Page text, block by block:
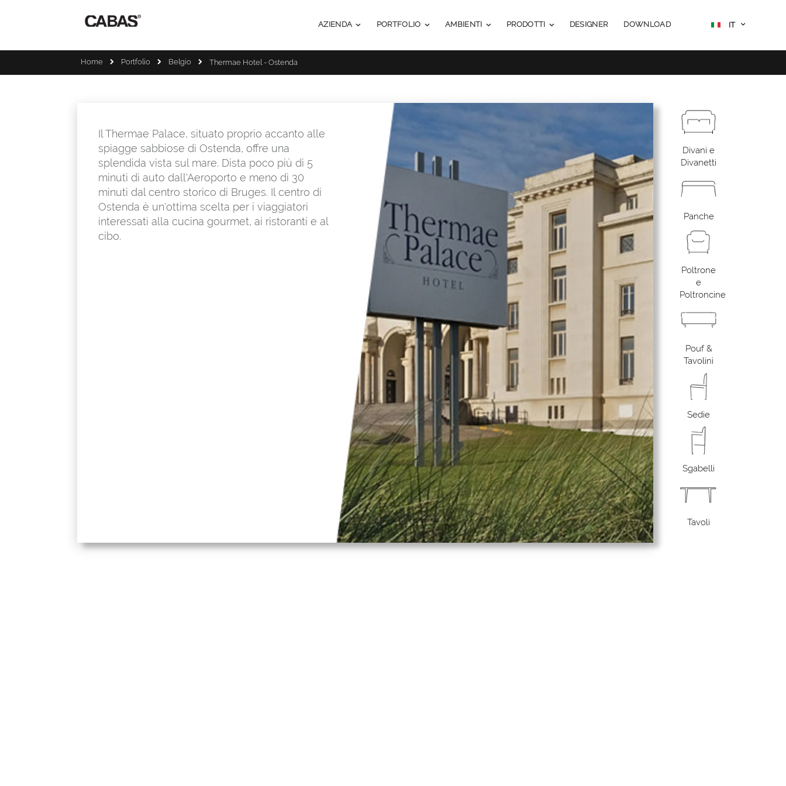
SELECT
IT
AZIENDA PORTFOLIO AMBIENTI PRODOTTI DESIGNER DOWNLOAD
Home Portfolio Belgio Thermae Hotel - Ostenda
Il Thermae Palace, situato proprio accanto alle
spiagge sabbiose di Ostenda, offre una
splendida vista sul mare. Dista poco più di 5
minuti di auto dall'Aeroporto e meno di 30
minuti dal centro storico di Bruges. Il centro di
Ostenda è un'ottima scelta per i viaggiatori
interessati alla cucina gourmet, ai ristoranti e al
cibo.
Divani e
Divanetti
Panche
Poltrone
e
Poltroncine
Pouf &
Tavolini
Sedie
Sgabelli
Tavoli